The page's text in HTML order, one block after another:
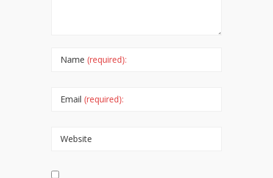
Name (required):
Email (required):
Website